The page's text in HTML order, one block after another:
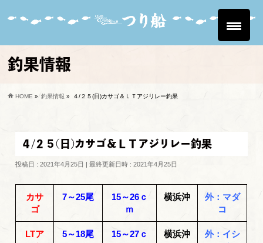
釣果情報
HOME » 釣果情報 » ４/２５(日)カサゴ＆ＬＴアジリレー釣果
４/２５(日)カサゴ＆ＬＴアジリレー釣果
投稿日 : 2021年4月25日 最終更新日時 : 2021年4月25日
カサ
ゴ
7～25尾
15～26ｃ
ｍ
横浜沖
外：マダ
コ
LTア
5～18尾
15～27ｃ
横浜沖
外：イシ